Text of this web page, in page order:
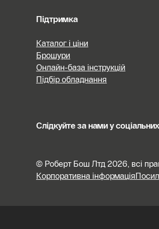
Підтримка
Каталог і ціни
Брошури
Онлайн-база інструкцій
Підбір обладнання
Слідкуйте за нами у
© Роберт Бош Лтд 2026, всі
Корпоративна інформація